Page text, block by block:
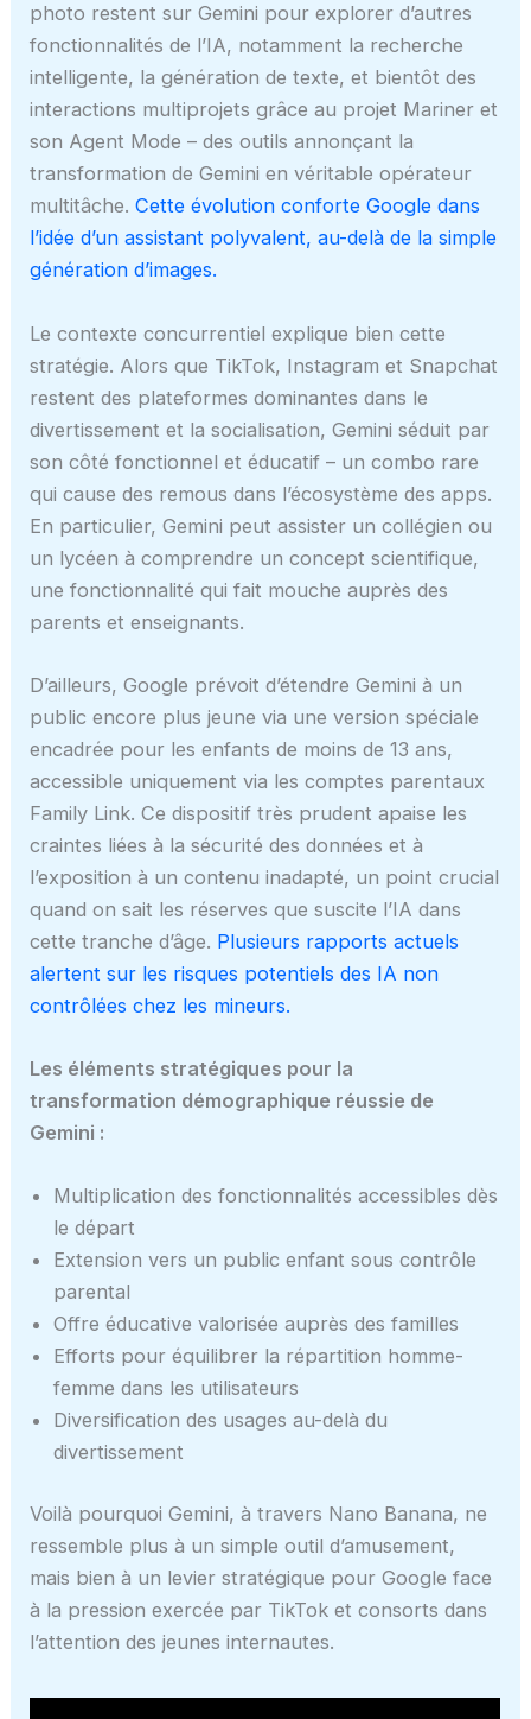
photo restent sur Gemini pour explorer d’autres
fonctionnalités de l’IA, notamment la recherche
intelligente, la génération de texte, et bientôt des
interactions multiprojets grâce au projet Mariner et
son Agent Mode – des outils annonçant la
transformation de Gemini en véritable opérateur
multitâche. Cette évolution conforte Google dans
l’idée d’un assistant polyvalent, au-delà de la simple
génération d’images.
Le contexte concurrentiel explique bien cette
stratégie. Alors que TikTok, Instagram et Snapchat
restent des plateformes dominantes dans le
divertissement et la socialisation, Gemini séduit par
son côté fonctionnel et éducatif – un combo rare
qui cause des remous dans l’écosystème des apps.
En particulier, Gemini peut assister un collégien ou
un lycéen à comprendre un concept scientifique,
une fonctionnalité qui fait mouche auprès des
parents et enseignants.
D’ailleurs, Google prévoit d’étendre Gemini à un
public encore plus jeune via une version spéciale
encadrée pour les enfants de moins de 13 ans,
accessible uniquement via les comptes parentaux
Family Link. Ce dispositif très prudent apaise les
craintes liées à la sécurité des données et à
l’exposition à un contenu inadapté, un point crucial
quand on sait les réserves que suscite l’IA dans
cette tranche d’âge. Plusieurs rapports actuels
alertent sur les risques potentiels des IA non
contrôlées chez les mineurs.
Les éléments stratégiques pour la
transformation démographique réussie de
Gemini :
Multiplication des fonctionnalités accessibles dès
le départ
Extension vers un public enfant sous contrôle
parental
Offre éducative valorisée auprès des familles
Efforts pour équilibrer la répartition homme-
femme dans les utilisateurs
Diversification des usages au-delà du
divertissement
Voilà pourquoi Gemini, à travers Nano Banana, ne
ressemble plus à un simple outil d’amusement,
mais bien à un levier stratégique pour Google face
à la pression exercée par TikTok et consorts dans
l’attention des jeunes internautes.